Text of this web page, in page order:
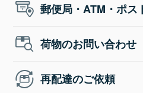
郵便局・ATM・ポス
荷物のお問い合わせ
再配達のご依頼